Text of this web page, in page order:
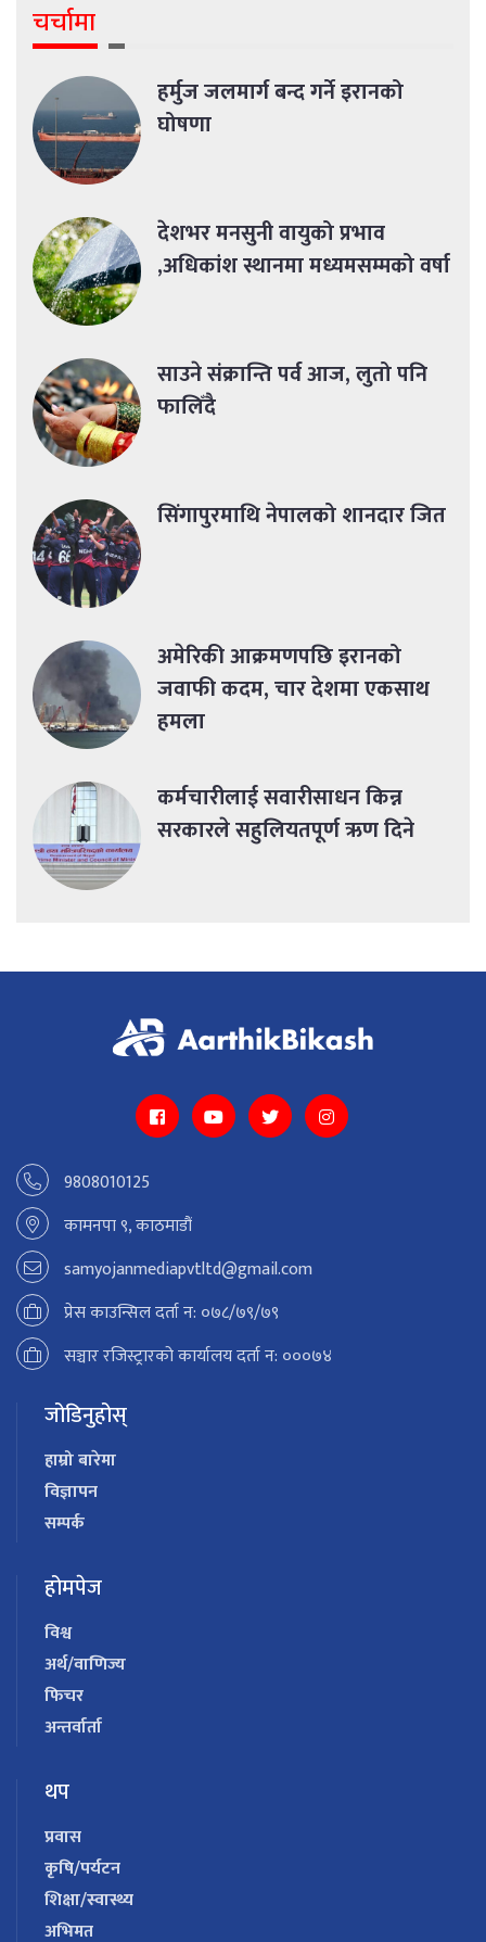
चर्चामा
हर्मुज जलमार्ग बन्द गर्ने इरानको
घोषणा
देशभर मनसुनी वायुको प्रभाव
,अधिकांश स्थानमा मध्यमसम्मको वर्षा
साउने संक्रान्ति पर्व आज, लुतो पनि
फालिँदै
सिंगापुरमाथि नेपालको शानदार जित
अमेरिकी आक्रमणपछि इरानको
जवाफी कदम, चार देशमा एकसाथ
हमला
कर्मचारीलाई सवारीसाधन किन्न
सरकारले सहुलियतपूर्ण ऋण दिने
9808010125
कामनपा ९, काठमाडौं
samyojanmediapvtltd@gmail.com
प्रेस काउन्सिल दर्ता न: ०७८/७९/७९
सञ्चार रजिस्ट्रारको कार्यालय दर्ता न: ०००७४
जोडिनुहोस्
हाम्रो बारेमा
विज्ञापन
सम्पर्क
होमपेज
विश्व
अर्थ/वाणिज्य
फिचर
अन्तर्वार्ता
थप
प्रवास
कृषि/पर्यटन
शिक्षा/स्वास्थ्य
अभिमत